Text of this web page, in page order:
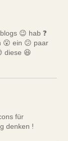
😉 hab ❓
😮 ein 😕 paar
diese 😆
für
denken !